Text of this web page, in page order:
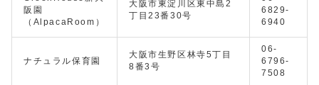
阪園
（AlpacaRoom）
大阪市東淀川区東中島2
丁目23番30号
6829-
6940
ナチュラル保育園
大阪市生野区林寺5丁目
8番3号
06-
6796-
7508